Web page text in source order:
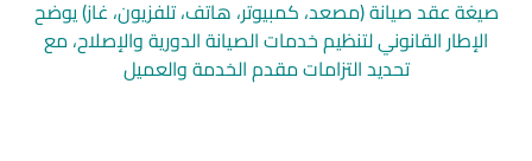
صيغة عقد صيانة (مصعد، كمبيوتر، هاتف، تلفزيون، غاز) يوضح
الإطار القانوني لتنظيم خدمات الصيانة الدورية والإصلاح، مع
تحديد التزامات مقدم الخدمة والعميل